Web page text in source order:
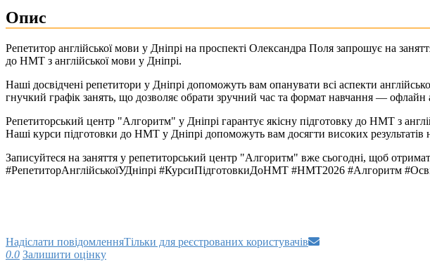
Опис
Репетитор англійської мови у Дніпрі на проспекті Олександра Поля запрошує на
до НМТ з англійської мови у Дніпрі.
Наші досвідчені репетитори у Дніпрі допоможуть вам опанувати всі аспекти
гнучкий графік занять, що дозволяє обрати зручний час та формат навчання — офлайн
Репетиторський центр "Алгоритм" у Дніпрі гарантує якісну підготовку до НМТ з
Наші курси підготовки до НМТ у Дніпрі допоможуть вам досягти високих результатів
Записуйтеся на заняття у репетиторський центр "Алгоритм" вже сьогодні, щоб
#РепетиторАнглійськоїУДніпрі #КурсиПідготовкиДоНМТ #НМТ2026 #Алгоритм
Надіслати повідомленняТільки для реєстрованих користувачів
0.0 Залишити оцінку